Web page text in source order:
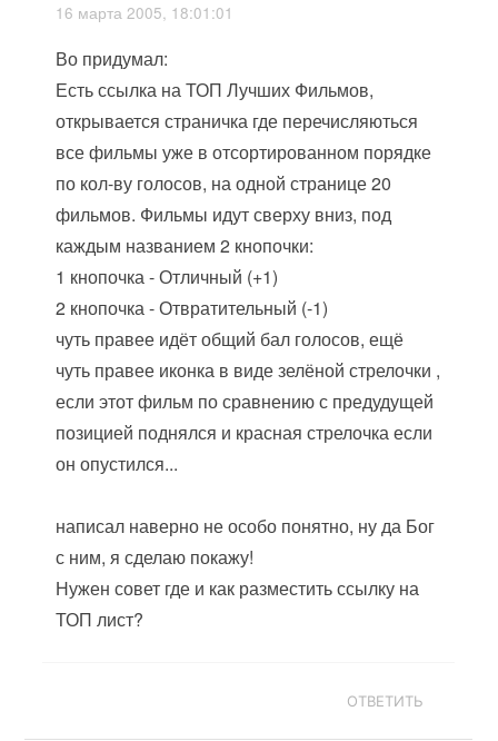
16 марта 2005, 18:01:01
Во придумал:
Есть ссылка на ТОП Лучших Фильмов,
открывается страничка где перечисляються
все фильмы уже в отсортированном порядке
по кол-ву голосов, на одной странице 20
фильмов. Фильмы идут сверху вниз, под
каждым названием 2 кнопочки:
1 кнопочка - Отличный (+1)
2 кнопочка - Отвратительный (-1)
чуть правее идёт общий бал голосов, ещё
чуть правее иконка в виде зелёной стрелочки ,
если этот фильм по сравнению с предудущей
позицией поднялся и красная стрелочка если
он опустился...
написал наверно не особо понятно, ну да Бог
с ним, я сделаю покажу!
Нужен совет где и как разместить ссылку на
ТОП лист?
ОТВЕТИТЬ